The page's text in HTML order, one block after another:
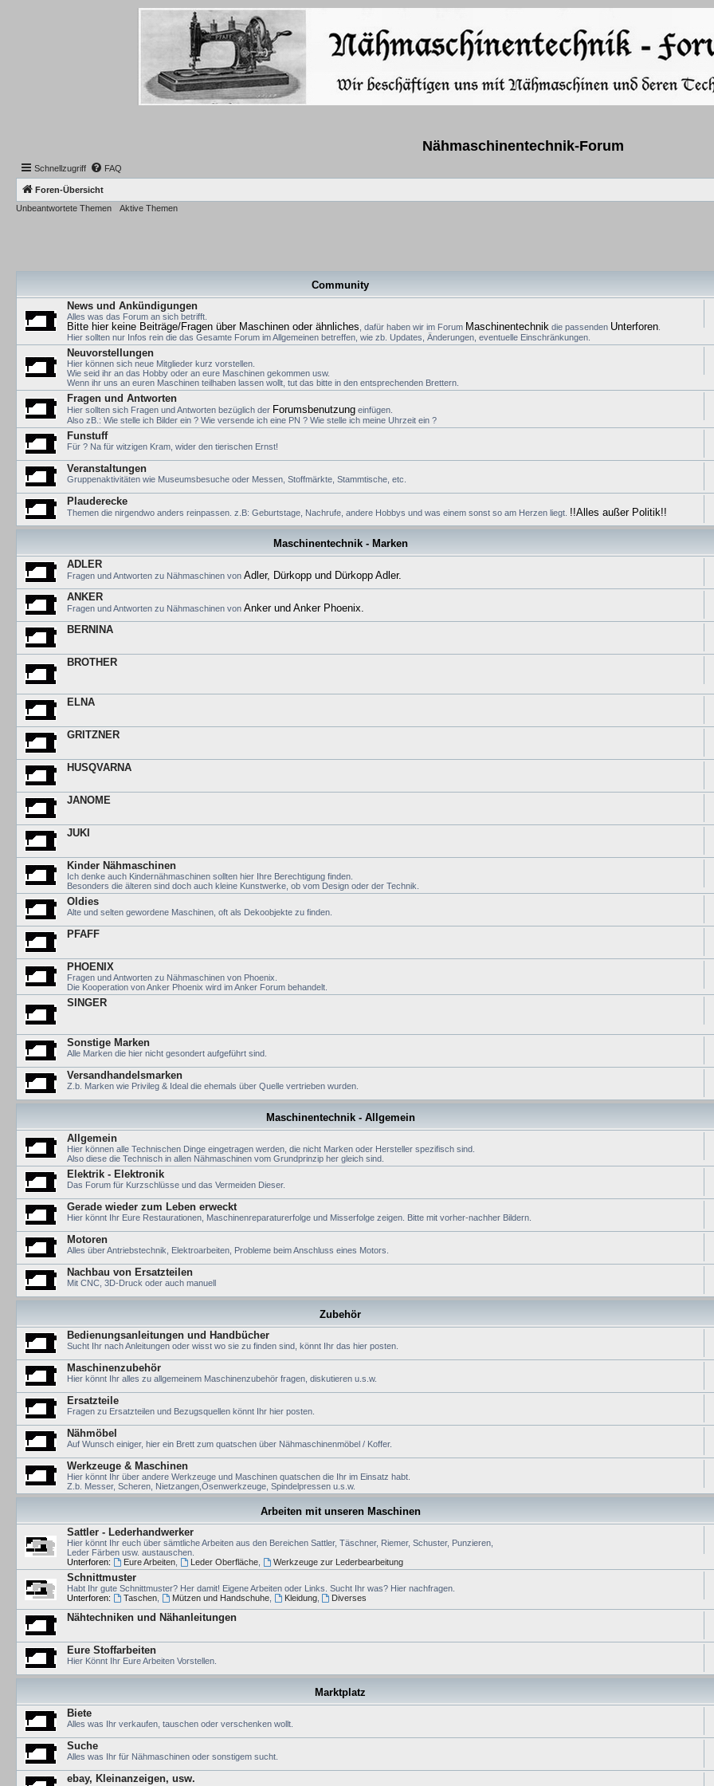
Nähmaschinentechnik-Forum
Schnellzugriff FAQ
Foren-Übersicht
Unbeantwortete Themen
Aktive Themen
Community
News und Ankündigungen
Alles was das Forum an sich betrifft.
Bitte hier keine Beiträge/Fragen über Maschinen oder ähnliches , dafür haben wir im Forum Maschinentechnik die passenden Unterforen
Hier sollten nur Infos rein die das Gesamte Forum im Allgemeinen betreffen, wie zb. Updates, Änderungen, eventuelle Einschränkungen.
Neuvorstellungen
Hier können sich neue Mitglieder kurz vorstellen.
Wie seid ihr an das Hobby oder an eure Maschinen gekommen usw.
Wenn ihr uns an euren Maschinen teilhaben lassen wollt, tut das bitte in den entsprechenden Brettern.
Fragen und Antworten
Hier sollten sich Fragen und Antworten bezüglich der Forumsbenutzung einfügen.
Also zB.: Wie stelle ich Bilder ein ? Wie versende ich eine PN ? Wie stelle ich meine Uhrzeit ein ?
Funstuff
Für ? Na für witzigen Kram, wider den tierischen Ernst!
Veranstaltungen
Gruppenaktivitäten wie Museumsbesuche oder Messen, Stoffmärkte, Stammtische, etc.
Plauderecke
Themen die nirgendwo anders reinpassen. z.B: Geburtstage, Nachrufe, andere Hobbys und was einem sonst so am Herzen liegt. !!Alles außer Politik!!
Maschinentechnik - Marken
ADLER
Fragen und Antworten zu Nähmaschinen von Adler, Dürkopp und Dürkopp Adler.
ANKER
Fragen und Antworten zu Nähmaschinen von Anker und Anker Phoenix.
BERNINA
BROTHER
ELNA
GRITZNER
HUSQVARNA
JANOME
JUKI
Kinder Nähmaschinen
Ich denke auch Kindernähmaschinen sollten hier Ihre Berechtigung finden.
Besonders die älteren sind doch auch kleine Kunstwerke, ob vom Design oder der Technik.
Oldies
Alte und selten gewordene Maschinen, oft als Dekoobjekte zu finden.
PFAFF
PHOENIX
Fragen und Antworten zu Nähmaschinen von Phoenix.
Die Kooperation von Anker Phoenix wird im Anker Forum behandelt.
SINGER
Sonstige Marken
Alle Marken die hier nicht gesondert aufgeführt sind.
Versandhandelsmarken
Z.b. Marken wie Privileg & Ideal die ehemals über Quelle vertrieben wurden.
Maschinentechnik - Allgemein
Allgemein
Hier können alle Technischen Dinge eingetragen werden, die nicht Marken oder Hersteller spezifisch sind.
Also diese die Technisch in allen Nähmaschinen vom Grundprinzip her gleich sind.
Elektrik - Elektronik
Das Forum für Kurzschlüsse und das Vermeiden Dieser.
Gerade wieder zum Leben erweckt
Hier könnt Ihr Eure Restaurationen, Maschinenreparaturerfolge und Misserfolge zeigen. Bitte mit vorher-nachher Bildern.
Motoren
Alles über Antriebstechnik, Elektroarbeiten, Probleme beim Anschluss eines Motors.
Nachbau von Ersatzteilen
Mit CNC, 3D-Druck oder auch manuell
Zubehör
Bedienungsanleitungen und Handbücher
Sucht Ihr nach Anleitungen oder wisst wo sie zu finden sind, könnt Ihr das hier posten.
Maschinenzubehör
Hier könnt Ihr alles zu allgemeinem Maschinenzubehör fragen, diskutieren u.s.w.
Ersatzteile
Fragen zu Ersatzteilen und Bezugsquellen könnt Ihr hier posten.
Nähmöbel
Auf Wunsch einiger, hier ein Brett zum quatschen über Nähmaschinenmöbel / Koffer.
Werkzeuge & Maschinen
Hier könnt Ihr über andere Werkzeuge und Maschinen quatschen die Ihr im Einsatz habt.
Z.b. Messer, Scheren, Nietzangen,Ösenwerkzeuge, Spindelpressen u.s.w.
Arbeiten mit unseren Maschinen
Sattler - Lederhandwerker
Hier könnt Ihr euch über sämtliche Arbeiten aus den Bereichen Sattler, Täschner, Riemer, Schuster, Punzieren,
Leder Färben usw. austauschen.
Unterforen:
Eure Arbeiten, Leder Oberfläche, Werkzeuge zur Lederbearbeitung
Schnittmuster
Habt Ihr gute Schnittmuster? Her damit! Eigene Arbeiten oder Links. Sucht Ihr was? Hier nachfragen.
Unterforen:
Taschen, Mützen und Handschuhe, Kleidung, Diverses
Nähtechniken und Nähanleitungen
Eure Stoffarbeiten
Hier Könnt Ihr Eure Arbeiten Vorstellen.
Marktplatz
Biete
Alles was Ihr verkaufen, tauschen oder verschenken wollt.
Suche
Alles was Ihr für Nähmaschinen oder sonstigem sucht.
ebay, Kleinanzeigen, usw.